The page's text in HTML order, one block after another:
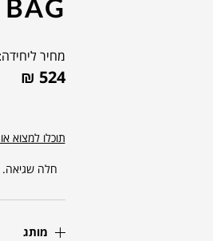
BAG
מחיר ליחידה:
₪ 524
תוכלו למצוא
חלה שגיאה.
מותג